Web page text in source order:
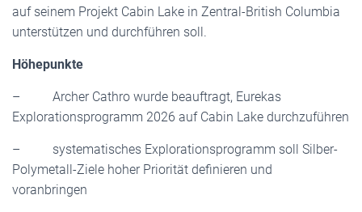
auf seinem Projekt Cabin Lake in Zentral-British Columbia
unterstützen und durchführen soll.
Höhepunkte
– Archer Cathro wurde beauftragt, Eurekas
Explorationsprogramm 2026 auf Cabin Lake durchzuführen
– systematisches Explorationsprogramm soll Silber-
Polymetall-Ziele hoher Priorität definieren und
voranbringen